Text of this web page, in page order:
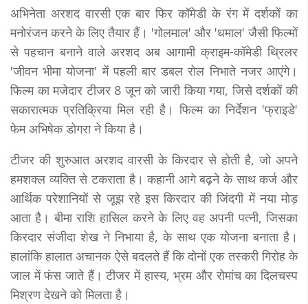
अभिनेता अरशद वारसी एक बार फिर कॉमेडी के रंग में दर्शकों का
मनोरंजन करने के लिए तैयार हैं। 'गोलमाल' और 'धमाल' जैसी फिल्मों
से पहचान बनाने वाले अरशद अब आगामी क्राइम-कॉमेडी थ्रिलर
'जीवन भीमा योजना' में पहली बार डबल रोल निभाते नजर आएंगे।
फिल्म का मजेदार टीजर 8 जून को जारी किया गया, जिसे दर्शकों की
सकारात्मक प्रतिक्रिया मिल रही है। फिल्म का निर्देशन 'फ्राइडे'
फेम अभिषेक डोगरा ने किया है।
टीजर की शुरुआत अरशद वारसी के किरदार से होती है, जो अपने
हमशक्ल व्यक्ति से टकराता है। कहानी आगे बढ़ने के साथ कर्ज और
आर्थिक परेशानियों से जूझ रहे इस किरदार की जिंदगी में नया मोड़
आता है। बीमा राशि हासिल करने के लिए वह अपनी पत्नी, जिसका
किरदार संजीदा शेख ने निभाया है, के साथ एक योजना बनाता है।
हालांकि हालात अचानक ऐसे बदलते हैं कि दोनों एक तस्करी गिरोह के
जाल में फंस जाते हैं। टीजर में हास्य, भ्रम और रोमांच का दिलचस्प
मिश्रण देखने को मिलता है।